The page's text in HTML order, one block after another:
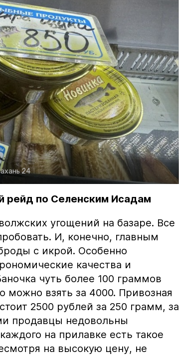
24
рейд по Селенским Исадам
угощений на базаре. Все
И, конечно, главным
с икрой. Особенно
качества и
чуть более 100 граммов
можно взять за 4000. Привозная
2500 рублей за 250 грамм, за
продавцы недовольны
на прилавке есть такое
на высокую цену, не